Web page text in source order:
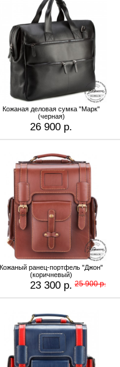
Кожаная деловая сумка "Марк"
(черная)
26 900 р.
Кожаный ранец-портфель "Джон"
(коричневый)
23 300 р. 25 900 р.